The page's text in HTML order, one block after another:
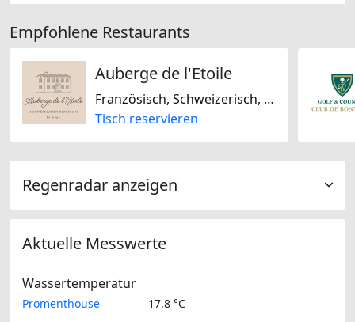
Empfohlene Restaurants
Auberge de l'Etoile
Französisch, Schweizerisch, Saisonal, Biogerichte, Glutenfrei, Nussfrei, Sojafrei, Laktosefrei
Tisch reservieren
Regenradar anzeigen
Aktuelle Messwerte
Wassertemperatur
Promenthouse 17.8 °C